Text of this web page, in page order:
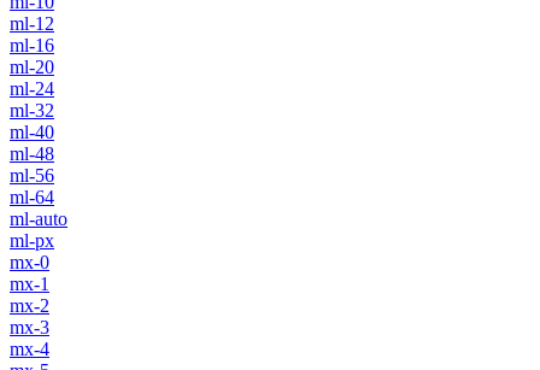
ml-12
ml-16
ml-20
ml-24
ml-32
ml-40
ml-48
ml-56
ml-64
ml-auto
ml-px
mx-0
mx-1
mx-2
mx-3
mx-4